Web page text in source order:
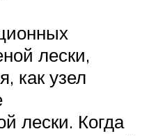
лески,
как узел
лески. Когда